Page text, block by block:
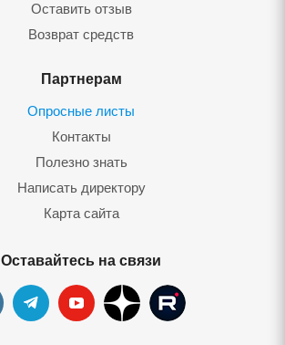
Оставить отзыв
Возврат средств
Партнерам
Опросные листы
Контакты
Полезно знать
Написать директору
Карта сайта
Оставайтесь на связи